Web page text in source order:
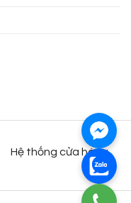
Hệ thống cửa hàng